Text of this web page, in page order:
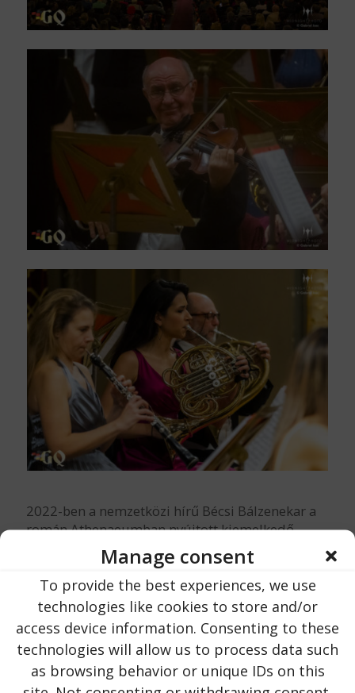
Manage consent
To provide the best experiences, we use
technologies like cookies to store and/or
access device information. Consenting to these
technologies will allow us to process data such
as browsing behavior or unique IDs on this
2022-ben a nemzetközi hírű Bécsi Bálzenekar a
román Athenaeumban nyújtott kiemelkedő
teljesítményéért megkapta a „legtöbb koncert
egy nap alatt és egy helyszínen” országos
rekordot igazoló oklevelet.
A zenekar alapítója és menedzsere, Peter Hosek,
valamint Maestro Vinicius Kattah karmester
személyesen vette át az oklevelet a Román
Rekordok Szövetségétől. Az oklevél egy
példányát átadták Monica Lorintznak is, aki a